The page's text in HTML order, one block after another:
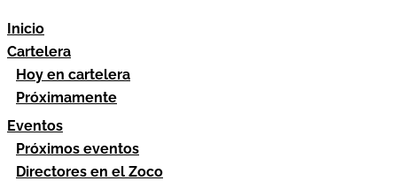
Inicio
Cartelera
Hoy en cartelera
Próximamente
Eventos
Próximos eventos
Directores en el Zoco